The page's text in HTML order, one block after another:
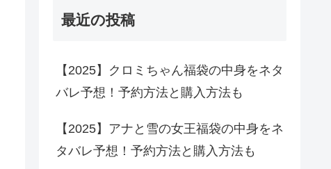
最近の投稿
【2025】クロミちゃん福袋の中身をネタ
バレ予想！予約方法と購入方法も
【2025】アナと雪の女王福袋の中身をネ
タバレ予想！予約方法と購入方法も